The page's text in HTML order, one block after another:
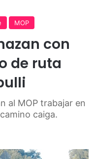
MOP
con
de ruta
al MOP trabajar en
caiga.